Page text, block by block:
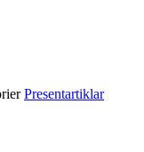
Presentartiklar